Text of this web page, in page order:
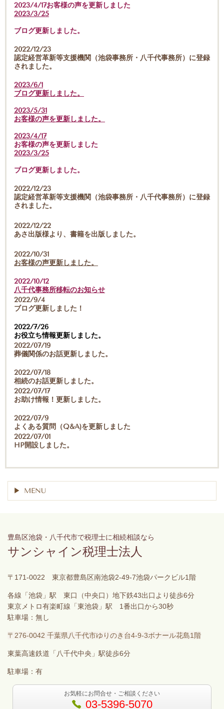
2023/4/17お客様の声を更新しました
2023/3/25
ブログ更新しました。
2022/12/23
認定経営革新等支援機関（池袋事務所・八千代事務所）に登録
されました。
2023/6/1
ブログ更新しました。
2023/5/31
お客様の声を更新しました。
2023/4/17
お客様の声を更新しました
2023/3/25
ブログ更新しました。
2022/12/23
認定経営革新等支援機関（池袋事務所・八千代事務所）に登録
されました。
2022/12/22
あさ出版様より、書籍を出版しました。
2022/10/31
お客様の声更新しました。
2022/10/12
八千代事務所移転のお知らせ
2022/9/4
ブログ更新しました！
2022/7/26
お役立ち情報更新しました。
2022/07/19
葬儀関係のお話更新しました。
2022/07/18
相続のお話更新しました。
2022/07/17
お助け情報！更新しました。
2022/07/9
よくある質問（Q&A)を更新しました
2022/07/01
HP開設しました。
MENU
豊島区池袋・八千代市で税理士に相続相談なら
サンシャイン税理士法人
〒171-0022 東京都豊島区南池袋2-49-7池袋パークビル1階
各線「池袋」駅 東口（中央口）地下鉄43出口より徒歩6分
東京メトロ有楽町線「東池袋」駅 1番出口から30秒
駐車場：無し
〒276-0042 千葉県八千代市ゆりのき台4-9-3ボナール花島1階
東葉高速鉄道「八千代中央」駅徒歩6分
駐車場：有
お気軽にお問合せ・ご相談ください
03-5396-5070